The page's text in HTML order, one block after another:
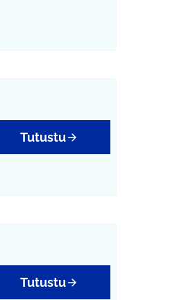
Tutustu
Tutustu